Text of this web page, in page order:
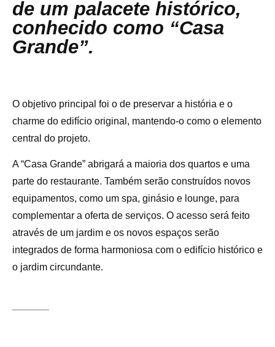
de um palacete histórico,
conhecido como “Casa
Grande”.
O objetivo principal foi o de preservar a história e o
charme do edifício original, mantendo-o como o elemento
central do projeto.
A “Casa Grande” abrigará a maioria dos quartos e uma
parte do restaurante. Também serão construídos novos
equipamentos, como um spa, ginásio e lounge, para
complementar a oferta de serviços. O acesso será feito
através de um jardim e os novos espaços serão
integrados de forma harmoniosa com o edifício histórico e
o jardim circundante.